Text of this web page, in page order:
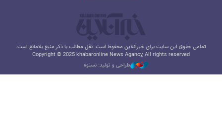
تمامی حقوق این سایت برای خبرآنلاین محفوظ است. نقل مطالب با ذکر منبع بلامانع است.
Copyright © 2025 khabaronline News Agancy, All rights reserved
طراحی و تولید: نستوه